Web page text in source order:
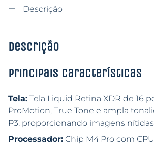
Descrição
Descrição
Principais características
Tela: Tela Liquid Retina XDR de 16
ProMotion, True Tone e ampla
P3, proporcionando imagens
Processador: Chip M4 Pro com